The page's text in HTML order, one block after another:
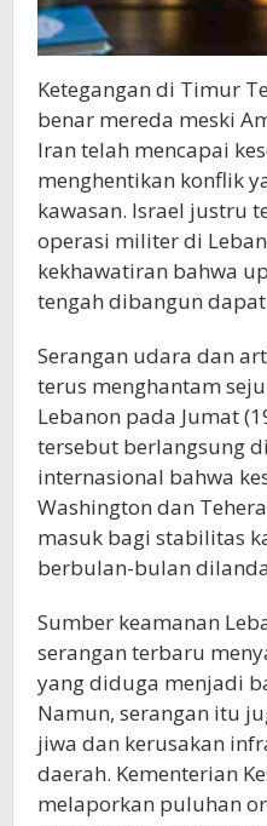
Ketegangan di Timur
benar mereda meski
Iran telah mencapai
menghentikan konflik
kawasan. Israel justru
operasi militer di
kekhawatiran bahwa
tengah dibangun
Serangan udara dan
terus menghantam
Lebanon pada Jumat
tersebut berlangsung
internasional bahwa
Washington dan
masuk bagi stabilitas
berbulan-bulan
Sumber keamanan
serangan terbaru
yang diduga menjadi
Namun, serangan itu
jiwa dan kerusakan
daerah. Kementerian
melaporkan puluhan